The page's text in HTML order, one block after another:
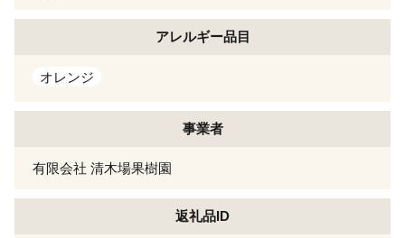
アレルギー品目
オレンジ
事業者
有限会社 清木場果樹園
返礼品ID